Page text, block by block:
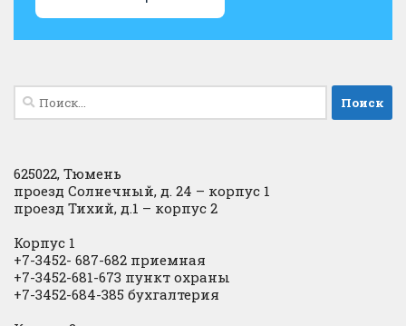
Найти:
625022, Тюмень
проезд Солнечный, д. 24 – корпус 1
проезд Тихий, д.1 – корпус 2
Корпус 1
+7-3452- 687-682 приемная
+7-3452-681-673 пункт охраны
+7-3452-684-385 бухгалтерия